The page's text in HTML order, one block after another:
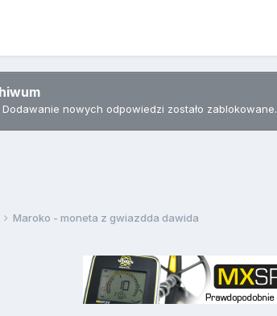
nowych odpowiedzi zostało zablokowane.
Maroko - moneta z gwiazdda dawida